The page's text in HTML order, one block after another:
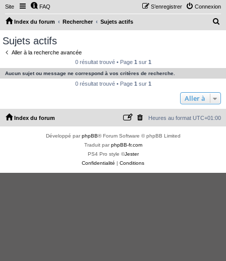
Site FAQ Connexion
S’enregistrer
Index du forum Rechercher Sujets actifs
e
c
e
Sujets actifs
Aller à la recherche avancée
0 résultat trouvé • Page 1 sur 1
Aucun sujet ou message ne correspond à vos critères de recherche.
0 résultat trouvé • Page 1 sur 1
Aller à
Index du forum Heures au format UTC+01:00
Développé parphpBB® Forum Software © phpBB Limited
Traduit parphpBB-fr.com
PS4 Pro style ©Jester
Confidentialité | Conditions